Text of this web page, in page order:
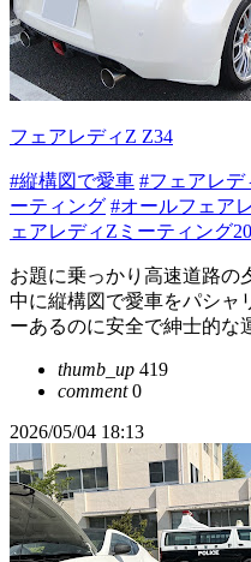
フェアレディZ Z34
#縦構図で愛車 #フェアレデ
ーティング #オールフェア
ェアレディZミーティング
お題に乗っかり高速道路の
中に縦構図で愛車をパシャ
ーあるのに安全で紳士的な
thumb_up 419
comment0
2026/05/04 18:13